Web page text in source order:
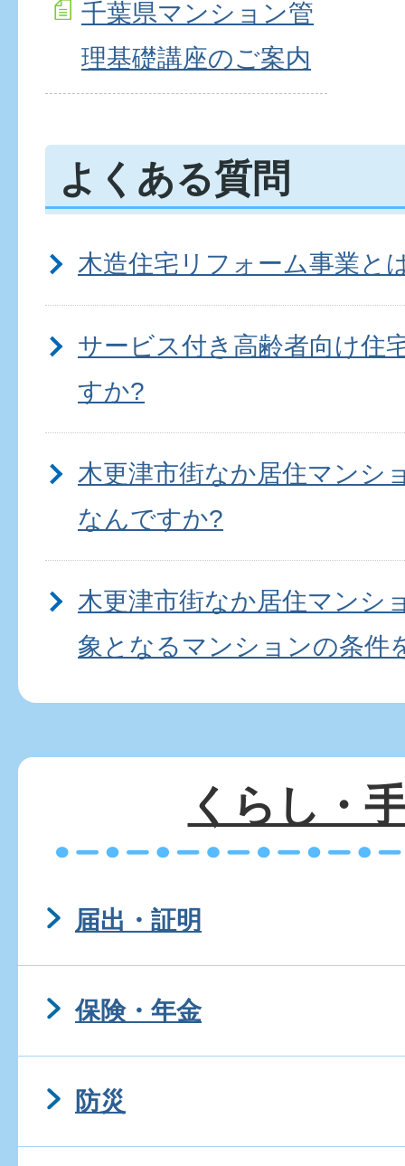
千葉県マンション管
理基礎講座のご案内
よくある質問
木造住宅リフォーム事業と
サービス付き高齢者向け住
すか?
木更津市街なか居住マンシ
なんですか?
木更津市街なか居住マンシ
象となるマンションの条件
木更津市街なか居住マンシ
とはなんですか?
被相続人居住用家屋等確認
被相続人居住用家屋等確認
くらし・
届出・証明
保険・年金
防災